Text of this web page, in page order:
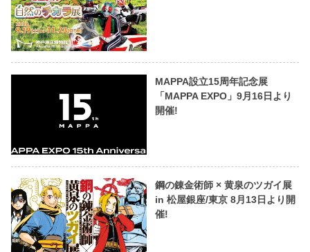
MAPPA設立15周年記念展
「MAPPA EXPO」9月16日より
開催!
鋼の錬金術師 × 黄泉のツガイ展
in 松屋銀座/東京 8月13日より開
催!